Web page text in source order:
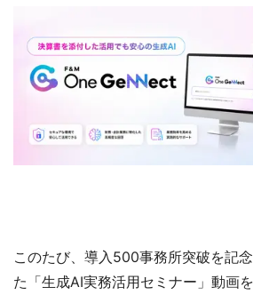
このたび、導入500事務所突破を記
た「生成AI実務活用セミナー」動画